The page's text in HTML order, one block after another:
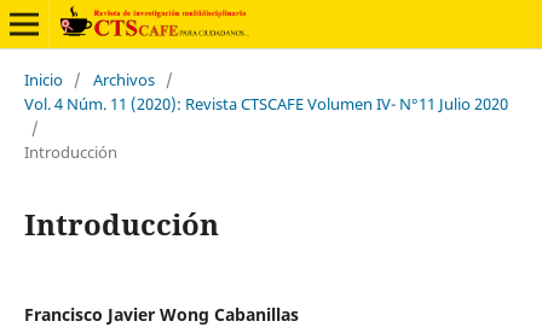
Inicio / Archivos /
Vol. 4 Núm. 11 (2020): Revista CTSCAFE Volumen IV- N°11 Julio 2020
/
Introducción
Introducción
Francisco Javier Wong Cabanillas